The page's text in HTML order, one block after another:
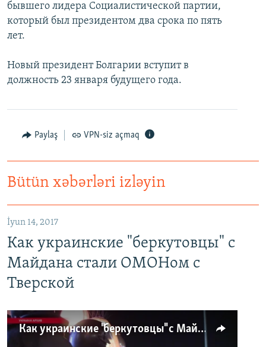
бывшего лидера Социалистической партии,
который был президентом два срока по пять
лет.
Новый президент Болгарии вступит в
должность 23 января будущего года.
Paylaş VPN-siz açmaq
Bütün xəbərləri izləyin
İyun 14, 2017
Как украинские "беркутовцы" с
Майдана стали ОМОНом с
Тверской
Как украинские "беркутовцы" с Майдана стали ОМОНом с Тверской